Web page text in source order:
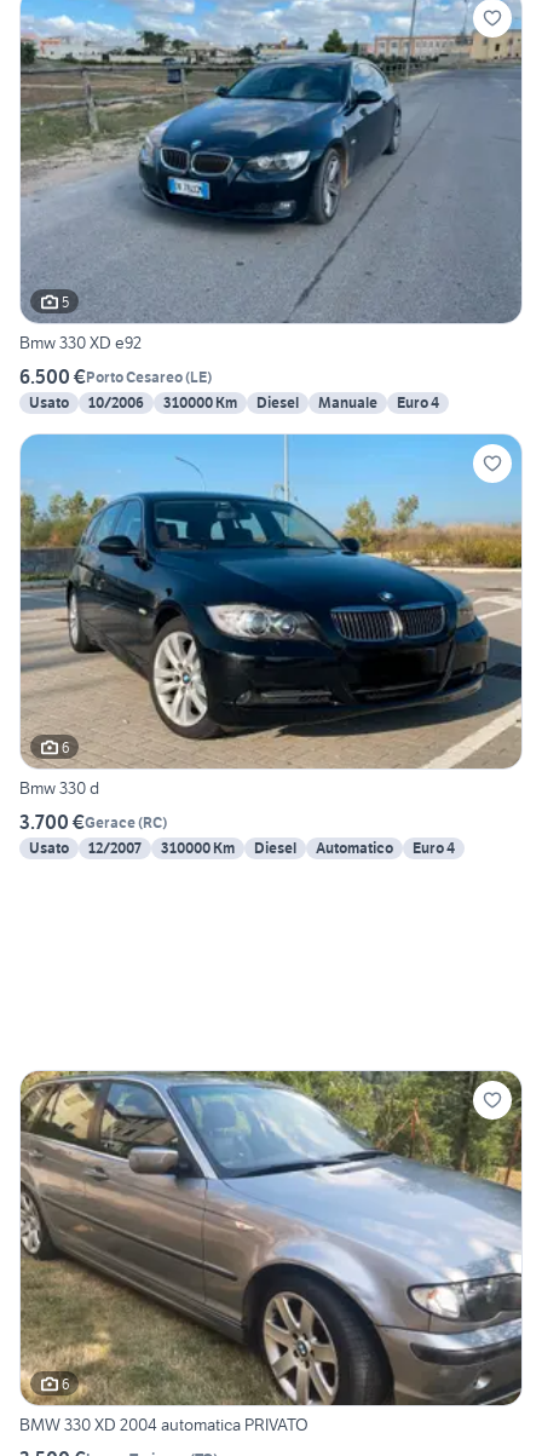
5
Bmw 330 XD e92
6.500 €Porto Cesareo(LE)
Usato
10/2006 310000 Km Diesel Manuale Euro 4
6
Bmw 330 d
3.700 €Gerace(RC)
Usato
12/2007 310000 Km Diesel Automatico Euro 4
6
BMW 330 XD 2004 automatica PRIVATO